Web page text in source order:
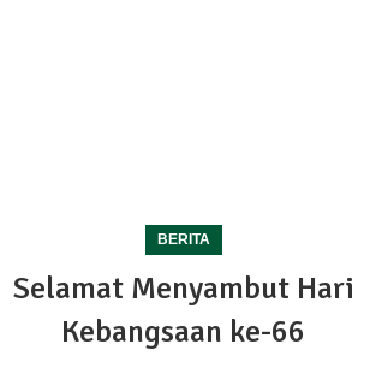
BERITA
Selamat Menyambut Hari
Kebangsaan ke-66